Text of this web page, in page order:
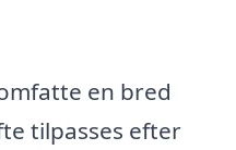
en bred
tilpasses efter